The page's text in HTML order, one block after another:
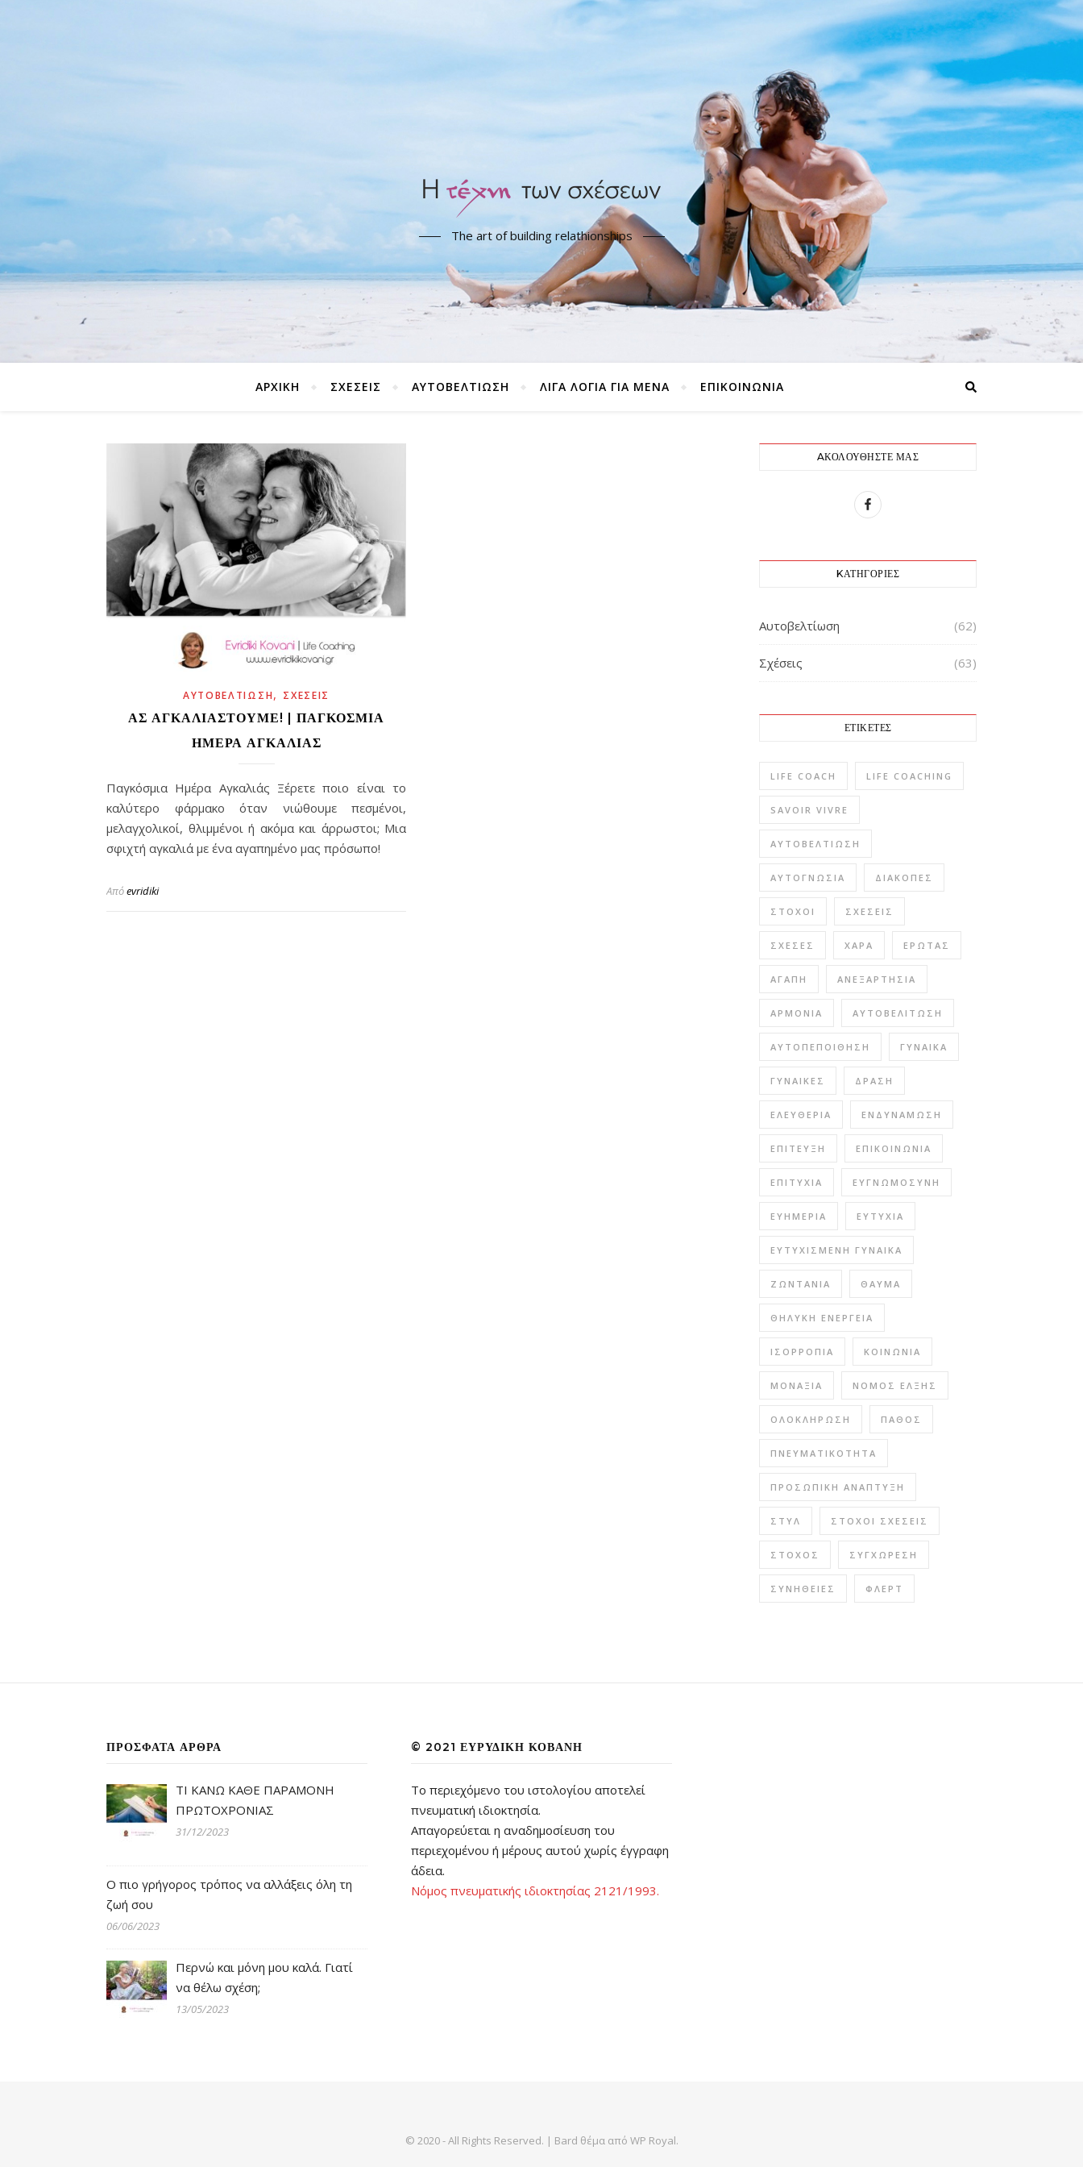
The art of building relathionships
ΑΡΧΙΚΗ ΣΧΈΣΕΙΣ ΑΥΤΟΒΕΛΤΊΩΣΗ ΛΙΓΑ ΛΟΓΙΑ ΓΙΑ ΜΕΝΑ ΕΠΙΚΟΙΝΩΝΙΑ
ΑΥΤΟΒΕΛΤΊΩΣΗ, ΣΧΈΣΕΙΣ
ΑΣ ΑΓΚΑΛΙΑΣΤΟΎΜΕ! | ΠΑΓΚΌΣΜΙΑ
ΗΜΈΡΑ ΑΓΚΑΛΙΆΣ
Παγκόσμια Ημέρα Αγκαλιάς Ξέρετε ποιο είναι το
καλύτερο φάρμακο όταν νιώθουμε πεσμένοι,
μελαγχολικοί, θλιμμένοι ή ακόμα και άρρωστοι; Μια
σφιχτή αγκαλιά με ένα αγαπημένο μας πρόσωπο!
Απόevridiki
AΚΟΛΟΥΘΉΣΤΕ ΜΑΣ
KΑΤΗΓΟΡΊΕΣ
Αυτοβελτίωση (62)
Σχέσεις (63)
ΕΤΙΚΈΤΕΣ
LIFE COACH LIFE COACHING
SAVOIR VIVRE
ΑΥΤΟΒΕΛΤΊΩΣΗ
ΑΥΤΟΓΝΩΣΊΑ ΔΙΑΚΟΠΈΣ
ΣΤΌΧΟΙ ΣΧΈΣΕΙΣ
ΣΧΈΣΕΣ ΧΑΡΆ ΈΡΩΤΑΣ
ΑΓΆΠΗ ΑΝΕΞΑΡΤΗΣΊΑ
ΑΡΜΟΝΊΑ ΑΥΤΟΒΕΛΊΤΩΣΗ
ΑΥΤΟΠΕΠΟΊΘΗΣΗ ΓΥΝΑΊΚΑ
ΓΥΝΑΊΚΕΣ ΔΡΆΣΗ
ΕΛΕΥΘΕΡΊΑ ΕΝΔΥΝΆΜΩΣΗ
ΕΠΊΤΕΥΞΗ ΕΠΙΚΟΙΝΩΝΊΑ
ΕΠΙΤΥΧΊΑ ΕΥΓΝΩΜΟΣΎΝΗ
ΕΥΗΜΕΡΊΑ ΕΥΤΥΧΊΑ
ΕΥΤΥΧΙΣΜΈΝΗ ΓΥΝΑΊΚΑ
ΖΩΝΤΆΝΙΑ ΘΑΎΜΑ
ΘΗΛΥΚΉ ΕΝΈΡΓΕΙΑ
ΙΣΟΡΡΟΠΊΑ ΚΟΙΝΩΝΊΑ
ΜΟΝΑΞΙΆ ΝΌΜΟΣ ΈΛΞΗΣ
ΟΛΟΚΛΉΡΩΣΗ ΠΆΘΟΣ
ΠΝΕΥΜΑΤΙΚΌΤΗΤΑ
ΠΡΟΣΩΠΙΚΉ ΑΝΆΠΤΥΞΗ
ΣΤΥΛ ΣΤΌΧΟΙ ΣΧΈΣΕΙΣ
ΣΤΌΧΟΣ ΣΥΓΧΏΡΕΣΗ
ΣΥΝΉΘΕΙΕΣ ΦΛΕΡΤ
ΠΡΌΣΦΑΤΑ ΆΡΘΡΑ
ΤΙ ΚΑΝΩ ΚΑΘΕ ΠΑΡΑΜΟΝΗ
ΠΡΩΤΟΧΡΟΝΙΑΣ
31/12/2023
Ο πιο γρήγορος τρόπος να αλλάξεις όλη τη
ζωή σου
06/06/2023
Περνώ και μόνη μου καλά. Γιατί
να θέλω σχέση;
13/05/2023
© 2021 ΕΥΡΥΔΊΚΗ ΚΟΒΆΝΗ
Το περιεχόμενο του ιστολογίου αποτελεί
πνευματική ιδιοκτησία.
Απαγορεύεται η αναδημοσίευση του
περιεχομένου ή μέρους αυτού χωρίς έγγραφη
άδεια.
Νόμος πνευματικής ιδιοκτησίας 2121/1993.
© 2020 - All Rights Reserved. | Bard θέμα από WP Royal.